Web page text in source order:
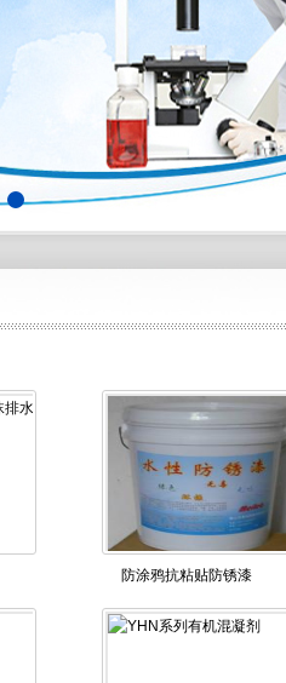
防涂鸦抗粘贴防锈漆